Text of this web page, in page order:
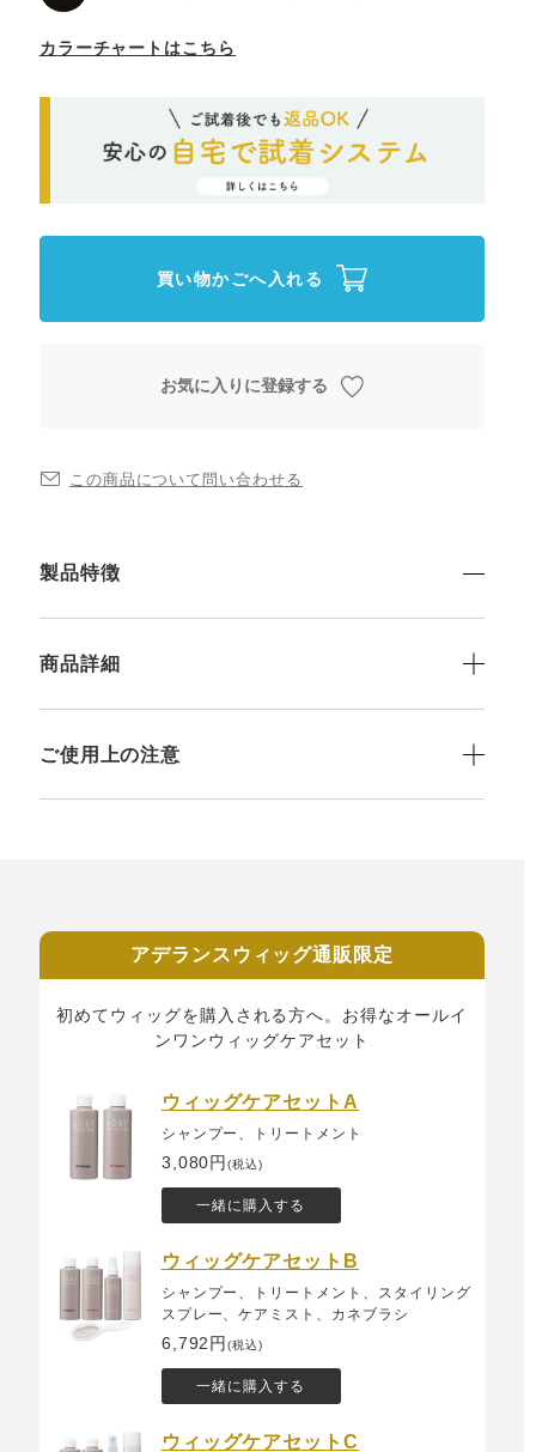
買い物かごへ入れる
お気に入りに登録する
この商品について問い合わせる
製品特徴
商品詳細
ご使用上の注意
アデランスウィッグ通販限定
初めてウィッグを購入される方へ。お得なオールイ
ンワンウィッグケアセット
ウィッグケアセットA
シャンプー、トリートメント
3,080円(税込)
一緒に購入する
ウィッグケアセットB
シャンプー、トリートメント、スタイリング
スプレー、ケアミスト、カネブラシ
6,792円(税込)
一緒に購入する
ウィッグケアセットC
カラーチャートはこちら